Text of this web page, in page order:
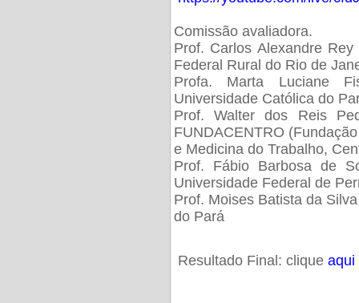
Comissão avaliadora.
Prof. Carlos Alexandre
Federal Rural do Rio de
Profa. Marta Luciane
Universidade Católica do
Prof. Walter dos Reis
FUNDACENTRO
e Medicina do Trabalho,
Prof. Fábio Barbosa de
Universidade Federal de
Prof. Moises Batista da
do Pará
Resultado Final: clique aqui